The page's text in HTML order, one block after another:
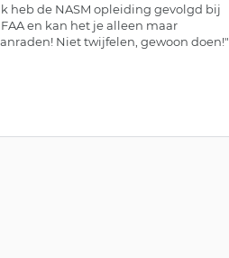
heb de NASM opleiding gevolgd bij
en kan het je alleen maar
Niet twijfelen, gewoon doen!"